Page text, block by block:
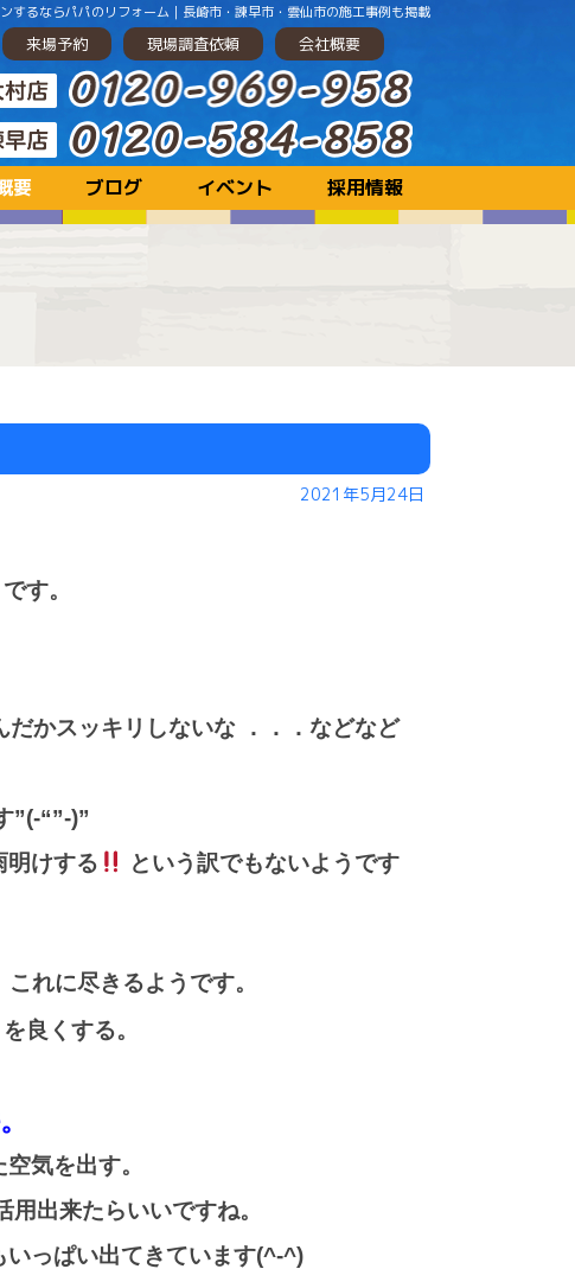
するならパパのリフォーム｜長崎市・諫早市・雲仙市の施工事例も掲載
来場予約 現場調査依頼 会社概要
要 ブログ イベント 採用情報
2021年5月24日
です。
かスッキリしないな ．．．などなど
”(-“”-)”
明けする
という訳でもないようです
これに尽きるようです。
を良くする。
気を出す。
出来たらいいですね。
っぱい出てきています(^-^)